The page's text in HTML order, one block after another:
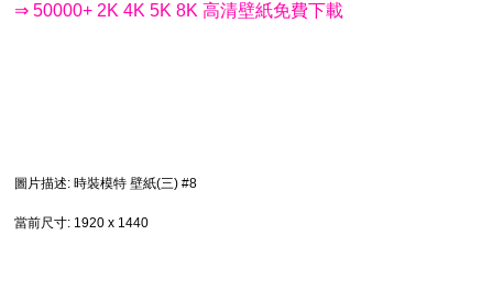
⇒ 50000+ 2K 4K 5K 8K 高清壁紙免費下載
圖片描述: 時裝模特 壁紙(三) #8
當前尺寸: 1920 x 1440